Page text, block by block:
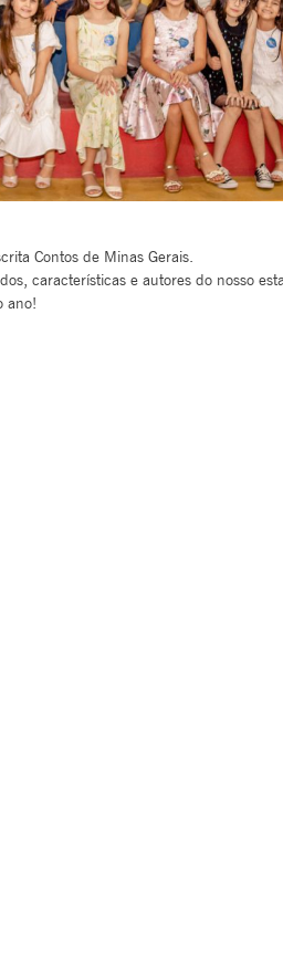
Contos de Minas Gerais.
características e autores do nosso
ano!